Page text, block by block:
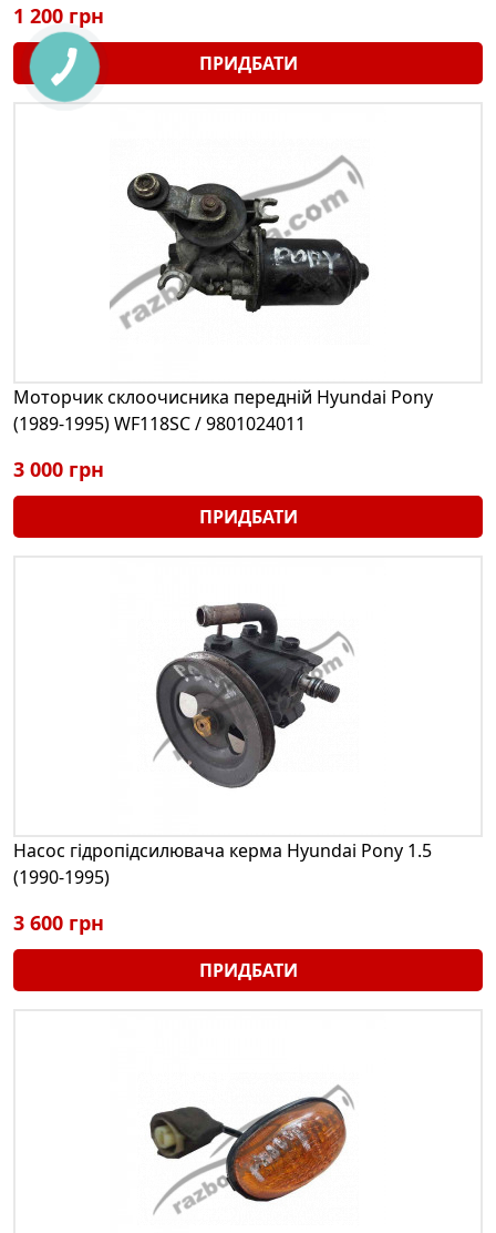
1 200 грн
ПРИДБАТИ
Моторчик склоочисника передній Hyundai Pony
(1989-1995) WF118SC / 9801024011
3 000 грн
ПРИДБАТИ
Насос гідропідсилювача керма Hyundai Pony 1.5
(1990-1995)
3 600 грн
ПРИДБАТИ